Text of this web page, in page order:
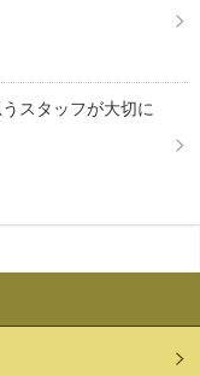
スタッフが大切に